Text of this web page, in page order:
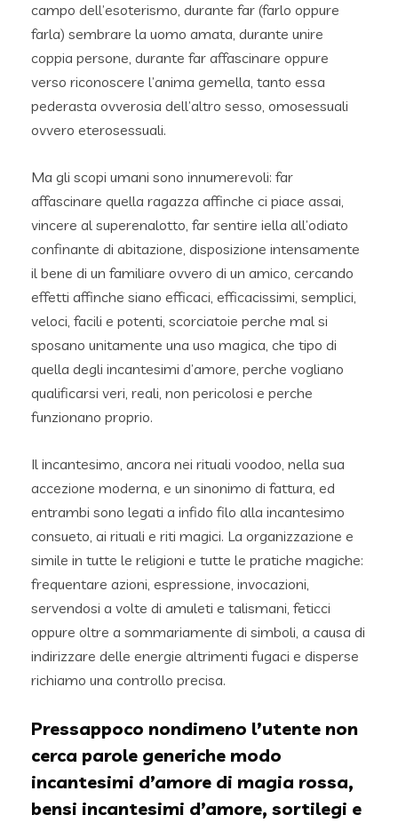
campo dell’esoterismo, durante far (farlo oppure
farla) sembrare la uomo amata, durante unire
coppia persone, durante far affascinare oppure
verso riconoscere l’anima gemella, tanto essa
pederasta ovverosia dell’altro sesso, omosessuali
ovvero eterosessuali.
Ma gli scopi umani sono innumerevoli: far
affascinare quella ragazza affinche ci piace assai,
vincere al superenalotto, far sentire iella all’odiato
confinante di abitazione, disposizione intensamente
il bene di un familiare ovvero di un amico, cercando
effetti affinche siano efficaci, efficacissimi, semplici,
veloci, facili e potenti, scorciatoie perche mal si
sposano unitamente una uso magica, che tipo di
quella degli incantesimi d’amore, perche vogliano
qualificarsi veri, reali, non pericolosi e perche
funzionano proprio.
Il incantesimo, ancora nei rituali voodoo, nella sua
accezione moderna, e un sinonimo di fattura, ed
entrambi sono legati a infido filo alla incantesimo
consueto, ai rituali e riti magici. La organizzazione e
simile in tutte le religioni e tutte le pratiche magiche:
frequentare azioni, espressione, invocazioni,
servendosi a volte di amuleti e talismani, feticci
oppure oltre a sommariamente di simboli, a causa di
indirizzare delle energie altrimenti fugaci e disperse
richiamo una controllo precisa.
Pressappoco nondimeno l’utente non
cerca parole generiche modo
incantesimi d’amore di magia rossa,
bensi incantesimi d’amore, sortilegi e